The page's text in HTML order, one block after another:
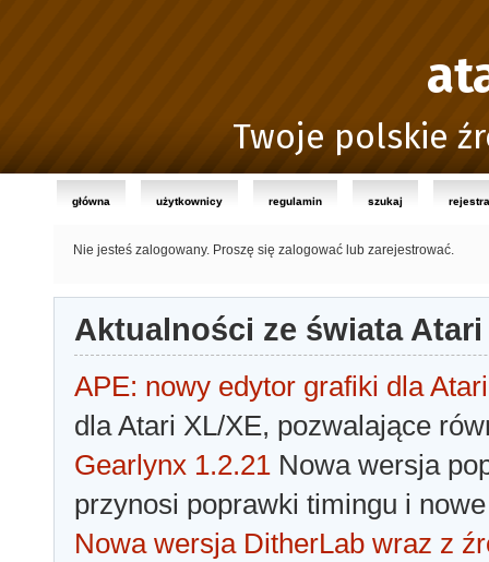
Twoje polskie
główna użytkownicy regulamin szukaj
Nie jesteś zalogowany. Proszę się zalogować lub zarejestrować.
Aktualności ze świata Atari
APE: nowy edytor grafiki dla Atari
dla Atari XL/XE, pozwalające
Gearlynx 1.2.21 Nowa wersja
przynosi poprawki timingu i
Nowa wersja DitherLab wraz z